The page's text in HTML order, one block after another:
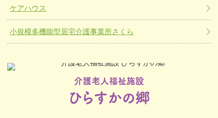
ケアハウス
小規模多機能型居宅介護事業所さくら
介護老人福祉施設
ひらすかの郷